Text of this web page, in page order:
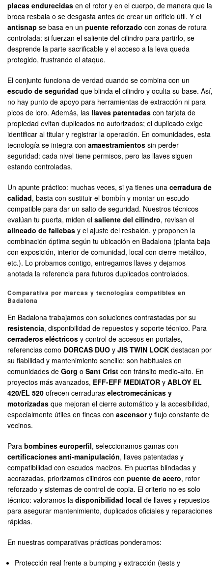
placas endurecidas en el rotor y en el cuerpo, de manera que la
broca resbala o se desgasta antes de crear un orificio útil. Y el
antisnap se basa en un puente reforzado con zonas de rotura
controlada: si fuerzan el saliente del cilindro para partirlo, se
desprende la parte sacrificable y el acceso a la leva queda
protegido, frustrando el ataque.
El conjunto funciona de verdad cuando se combina con un
escudo de seguridad que blinda el cilindro y oculta su base. Así,
no hay punto de apoyo para herramientas de extracción ni para
picos de loro. Además, las llaves patentadas con tarjeta de
propiedad evitan duplicados no autorizados; el duplicado exige
identificar al titular y registrar la operación. En comunidades, esta
tecnología se integra con amaestramientos sin perder
seguridad: cada nivel tiene permisos, pero las llaves siguen
estando controladas.
Un apunte práctico: muchas veces, si ya tienes una cerradura de
calidad, basta con sustituir el bombín y montar un escudo
compatible para dar un salto de seguridad. Nuestros técnicos
evalúan tu puerta, miden el saliente del cilindro, revisan el
alineado de fallebas y el ajuste del resbalón, y proponen la
combinación óptima según tu ubicación en Badalona (planta baja
con exposición, interior de comunidad, local con cierre metálico,
etc.). Lo probamos contigo, entregamos llaves y dejamos
anotada la referencia para futuros duplicados controlados.
Comparativa por marcas y tecnologías compatibles en
Badalona
En Badalona trabajamos con soluciones contrastadas por su
resistencia, disponibilidad de repuestos y soporte técnico. Para
cerraderos eléctricos y control de accesos en portales,
referencias como DORCAS DUO y JIS TWIN LOCK destacan por
su fiabilidad y mantenimiento sencillo; son habituales en
comunidades de Gorg o Sant Crist con tránsito medio-alto. En
proyectos más avanzados, EFF-EFF MEDIATOR y ABLOY EL
420/EL 520 ofrecen cerraduras electromecánicas y
motorizadas que mejoran el cierre automático y la accesibilidad,
especialmente útiles en fincas con ascensory flujo constante de
vecinos.
Para bombines europerfil, seleccionamos gamas con
certificaciones anti-manipulación, llaves patentadas y
compatibilidad con escudos macizos. En puertas blindadas y
acorazadas, priorizamos cilindros con puente de acero, rotor
reforzado y sistemas de control de copia. El criterio no es solo
técnico: valoramos la disponibilidad local de llaves y repuestos
para asegurar mantenimiento, duplicados oficiales y reparaciones
rápidas.
En nuestras comparativas prácticas ponderamos:
Protección real frente a bumping y extracción (tests y